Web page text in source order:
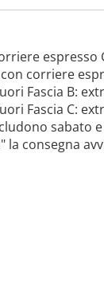
espresso
corriere
Fascia B:
Fascia C:
sabato
la consegna